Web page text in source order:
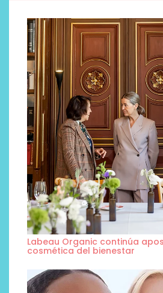
Labeau Organic continúa
cosmética del bienestar